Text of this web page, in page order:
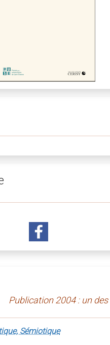
Publication 2004 : un
Sémiotique